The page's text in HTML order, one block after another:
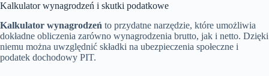
Kalkulator wynagrodzeń i skutki podatkowe
Kalkulator wynagrodzeń to przydatne narzędzie, które umożliwia
dokładne obliczenia zarówno wynagrodzenia brutto, jak i netto. Dzięki
niemu można uwzględnić składki na ubezpieczenia społeczne i
podatek dochodowy PIT.